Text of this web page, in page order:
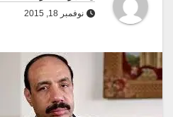
نوفمبر 18, 2015